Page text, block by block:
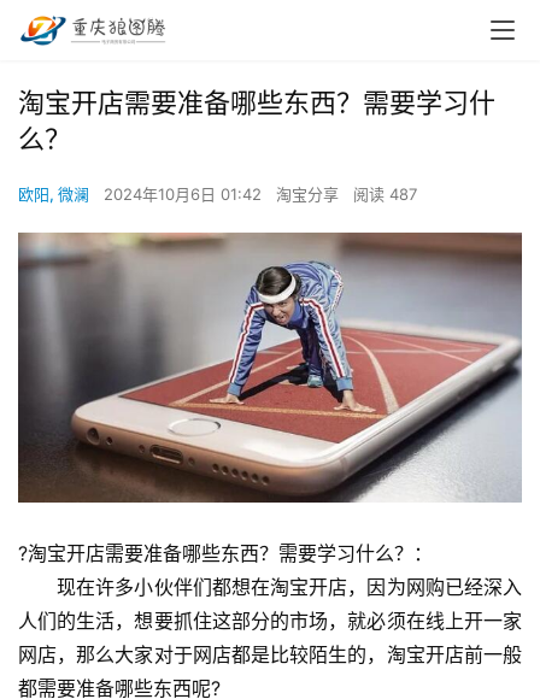
淘宝开店需要准备哪些东西？需要学习什
么？
欧阳, 微澜 2024年10月6日 01:42 淘宝分享 阅读 487
?淘宝开店需要准备哪些东西？需要学习什么？：
现在许多小伙伴们都想在淘宝开店，因为网购已经深入
人们的生活，想要抓住这部分的市场，就必须在线上开一家
网店，那么大家对于网店都是比较陌生的，淘宝开店前一般
都需要准备哪些东西呢?